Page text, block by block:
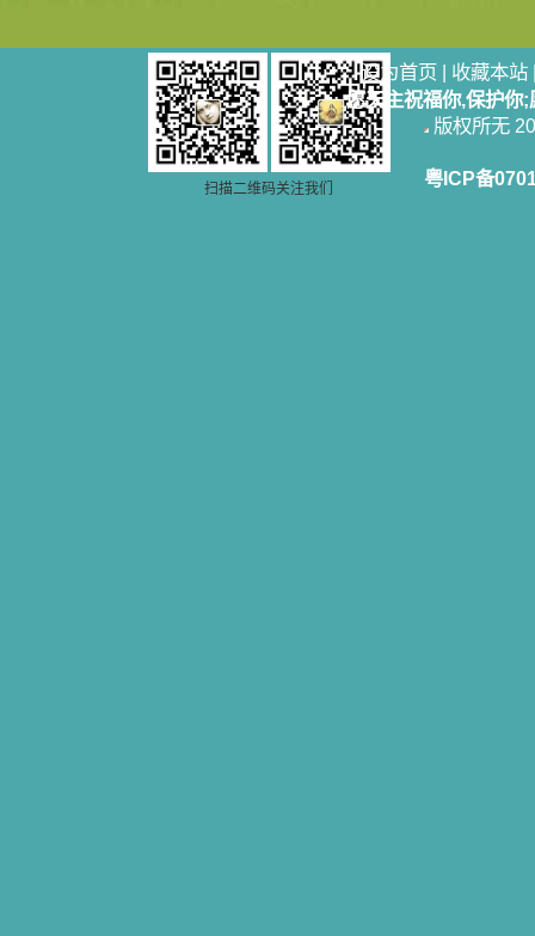
扫描二维码关注我们
设为首页 | 收藏本站
愿天主祝福你,保护你
版权所无
粤ICP备